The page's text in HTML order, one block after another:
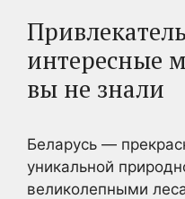
интересные
вы не знали
Беларусь —
уникальной
великолепными